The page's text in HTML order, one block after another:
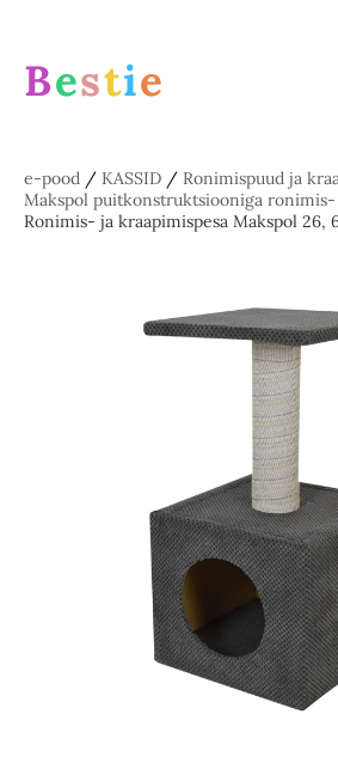
Bestie
e-pood / KASSID / Ronimispuud ja
Makspol puitkonstruktsiooniga
Ronimis- ja kraapimispesa Makspol 26,